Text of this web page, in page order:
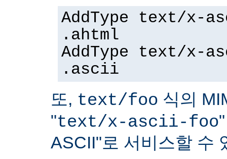
AddType text/x-
.ahtml
AddType text/x-
.ascii
또, text/foo 식의
"text/x-ascii-foo
ASCII"로 서비스할 수